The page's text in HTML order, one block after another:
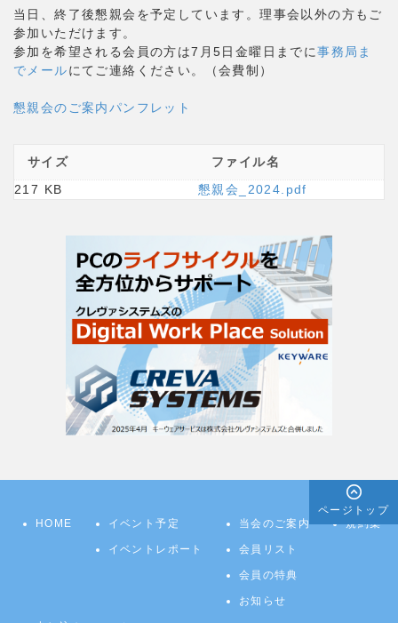
当日、終了後懇親会を予定しています。理事会以外の方もご
参加いただけます。
参加を希望される会員の方は7月5日金曜日までに事務局ま
でメールにてご連絡ください。（会費制）
懇親会のご案内パンフレット
サイズ
ファイル名
217 KB
懇親会_2024.pdf
HOME イベント予定
イベントレポート
当会のご案内
会員リスト
会員の特典
お知らせ
規約集
ページトップ